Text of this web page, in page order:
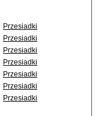
Przesiadki
Przesiadki
Przesiadki
Przesiadki
Przesiadki
Przesiadki
Przesiadki